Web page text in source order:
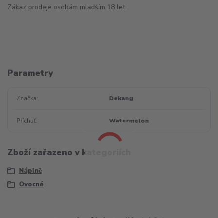
Zákaz prodeje osobám mladším 18 let.
Parametry
Značka Dekang
Příchuť Watermelon
Zboží zařazeno v kategoriích
Náplně
Ovocné